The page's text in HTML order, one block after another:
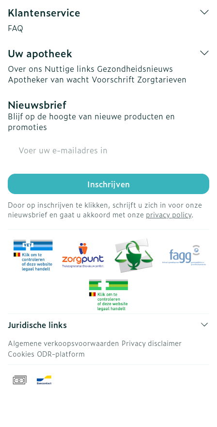
Klantenservice
FAQ
Uw apotheek
Over ons Nuttige links Gezondheidsnieuws
Apotheker van wacht Voorschrift Zorgtarieven
Nieuwsbrief
Blijf op de hoogte van nieuwe producten en
promoties
Inschrijven
Door op inschrijven te klikken, schrijft u zich in voor onze
nieuwsbrief en gaat u akkoord met onze privacy policy.
Juridische links
Algemene verkoopsvoorwaarden Privacy disclaimer
Cookies ODR-platform